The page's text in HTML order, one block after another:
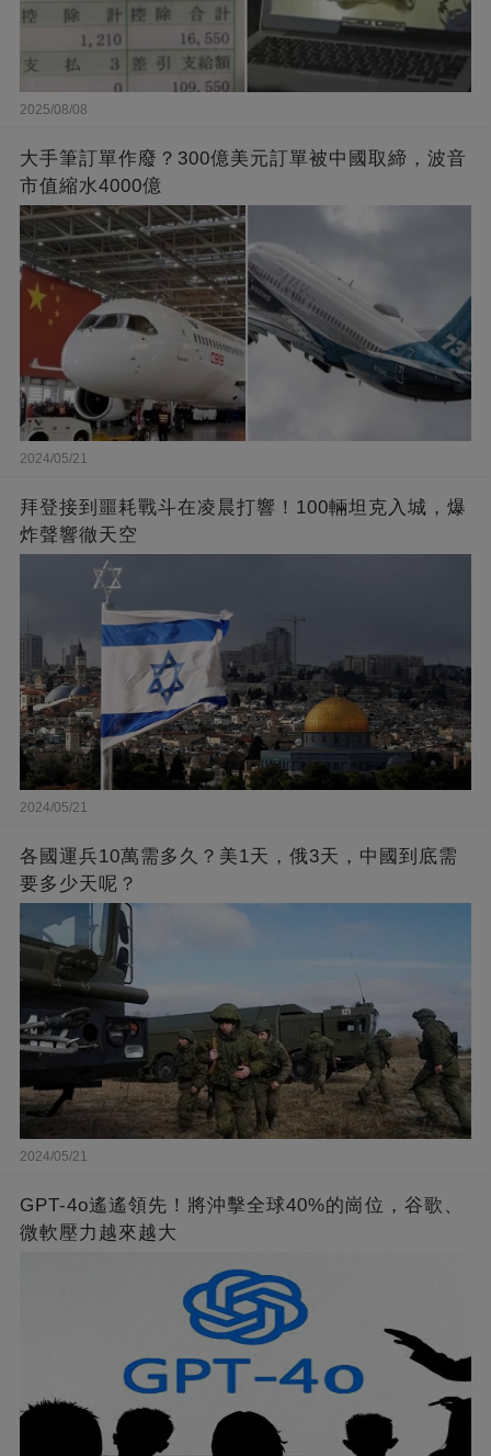
2025/08/08
大手筆訂單作廢？300億美元訂單被中國取締，波音
市值縮水4000億
2024/05/21
拜登接到噩耗戰斗在凌晨打響！100輛坦克入城，爆
炸聲響徹天空
2024/05/21
各國運兵10萬需多久？美1天，俄3天，中國到底需
要多少天呢？
2024/05/21
GPT-4o遙遙領先！將沖擊全球40%的崗位，谷歌、
微軟壓力越來越大